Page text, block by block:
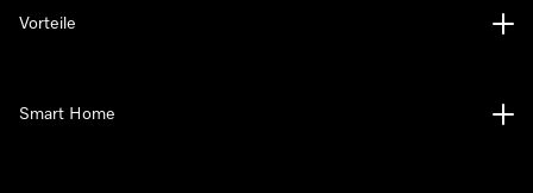
Vorteile
Smart Home